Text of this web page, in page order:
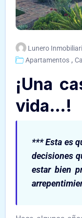
Lunero
Apartamentos ,
¡Una
vida…!
*** Esta es
decisiones
estar bien